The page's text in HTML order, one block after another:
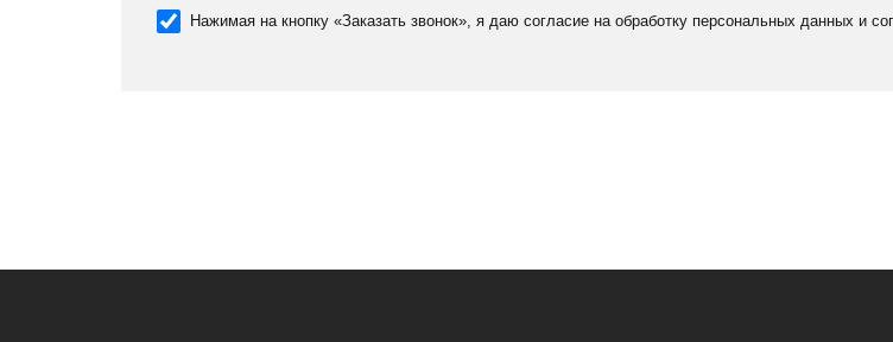
Нажимая на кнопку «Заказать звонок», я даю согласие на обработку персональных данных и